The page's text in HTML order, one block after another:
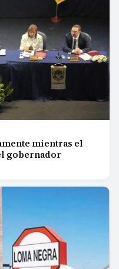
mientras el
gobernador